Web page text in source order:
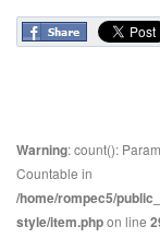
Warning: count():
Countable in
/home/rompec5/
style/item.phpon line